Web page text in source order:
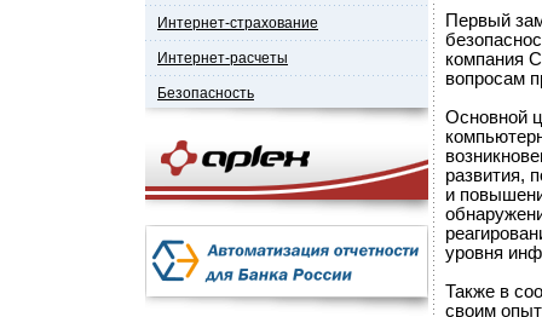
Интернет-страхование
Интернет-расчеты
Безопасность
Первый
компания
вопросам
Основной
развития,
и
уровня
Также в
своим